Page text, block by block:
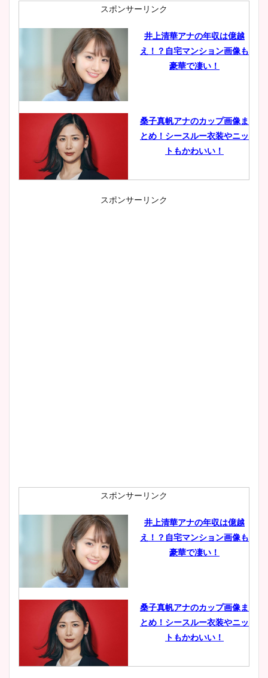
スポンサーリンク
井上清華アナの年収は億越
え！？自宅マンション画像も
豪華で凄い！
桑子真帆アナのカップ画像ま
とめ！シースルー衣装やニッ
トもかわいい！
小室瑛莉子のカップ画像まと
肉も凄い！
鈴木唯の太ってた時の体重が
ヤバすぎww原因や痩せたダ
豊島実季アナのカップ画像ま
とめ！美脚や水着姿に年齢も
スポンサーリンク
スポンサーリンク
井上清華アナの年収は億越
え！？自宅マンション画像も
豪華で凄い！
桑子真帆アナのカップ画像ま
とめ！シースルー衣装やニッ
トもかわいい！